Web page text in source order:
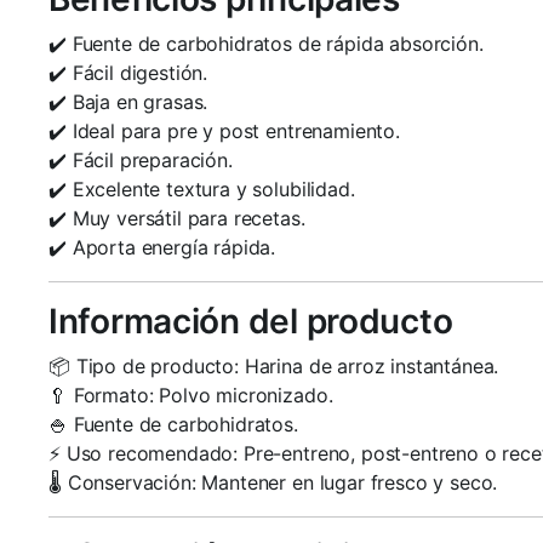
✔️ Fuente de carbohidratos de rápida absorción.
✔️ Fácil digestión.
✔️ Baja en grasas.
✔️ Ideal para pre y post entrenamiento.
✔️ Fácil preparación.
✔️ Excelente textura y solubilidad.
✔️ Muy versátil para recetas.
✔️ Aporta energía rápida.
Información del producto
📦 Tipo de producto: Harina de arroz instantánea.
🥄 Formato: Polvo micronizado.
🍚 Fuente de carbohidratos.
⚡ Uso recomendado: Pre-entreno, post-entreno o
🌡️ Conservación: Mantener en lugar fresco y seco.